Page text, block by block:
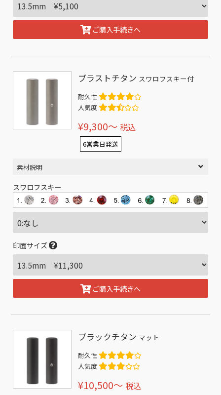
ご購入手続きへ
ブラストチタン スワロフスキー付
耐久性
人気度
¥9,300〜 税込
6営業日発送
素材説明
スワロフスキー
印面サイズ
ご購入手続きへ
ブラックチタン マット
耐久性
人気度
¥10,500〜 税込